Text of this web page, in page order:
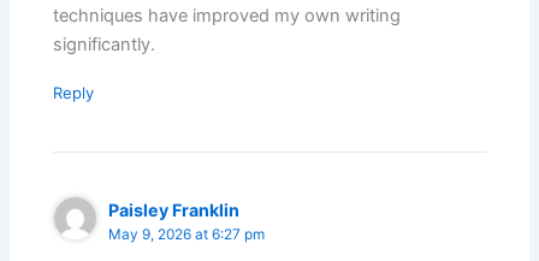
techniques have improved my own writing
significantly.
Reply
Paisley Franklin
May 9, 2026 at 6:27 pm